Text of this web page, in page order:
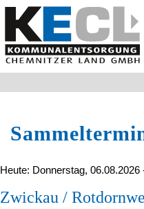
Heute: Donnerstag,
Zwickau /